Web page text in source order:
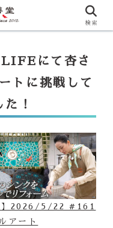
万円～）のお問合せはこ
ご記入ください
LIFEにて杏さ
トに挑戦して
！
】2026/5/22 #161
アート
検索